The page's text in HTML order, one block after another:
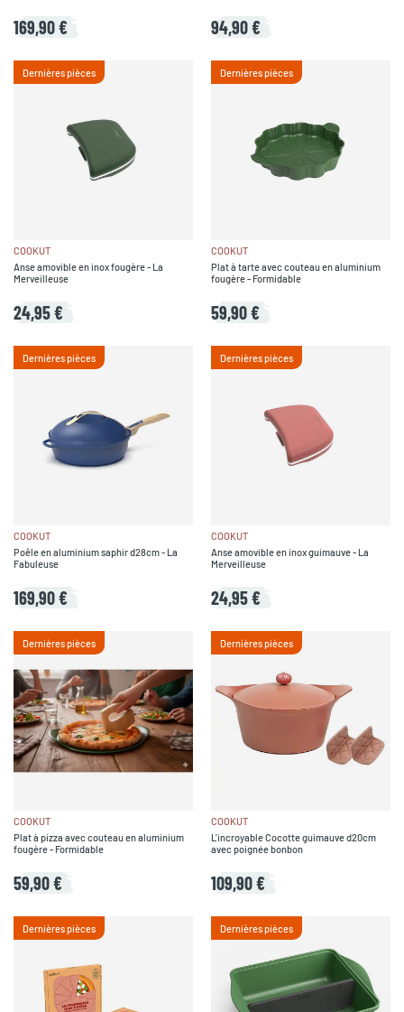
169,90 € 94,90 €
Dernières pièces
COOKUT
Anse amovible en inox fougère - La
Merveilleuse
24,95 €
Dernières pièces
COOKUT
Plat à tarte avec couteau en aluminium
fougère - Formidable
59,90 €
Dernières pièces
COOKUT
Poêle en aluminium saphir d28cm - La
Fabuleuse
169,90 €
Dernières pièces
COOKUT
Anse amovible en inox guimauve - La
Merveilleuse
24,95 €
Dernières pièces
COOKUT
Plat à pizza avec couteau en aluminium
fougère - Formidable
59,90 €
Dernières pièces
COOKUT
L'incroyable Cocotte guimauve d20cm
avec poignée bonbon
109,90 €
Dernières pièces Dernières pièces